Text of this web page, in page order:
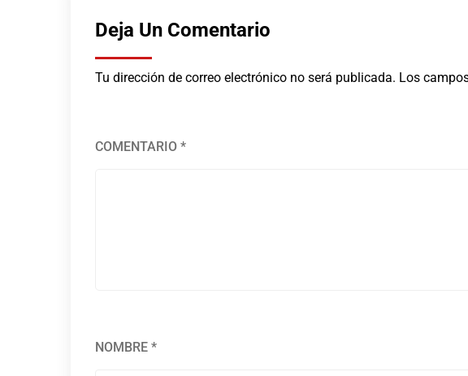
Deja Un Comentario
Tu dirección de correo electrónico no será publicada. Los
COMENTARIO *
NOMBRE *